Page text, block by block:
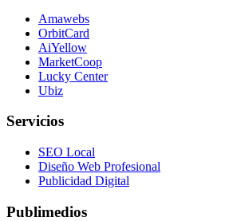
Amawebs
OrbitCard
AiYellow
MarketCoop
Lucky Center
Ubiz
Servicios
SEO Local
Diseño Web Profesional
Publicidad Digital
Publimedios